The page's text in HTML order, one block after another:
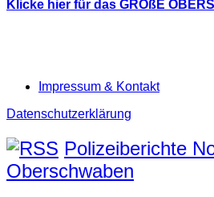
Klicke hier für das GROßE
Impressum & Kontakt
Datenschutzerklärung
Polizeiberichte
Oberschwaben